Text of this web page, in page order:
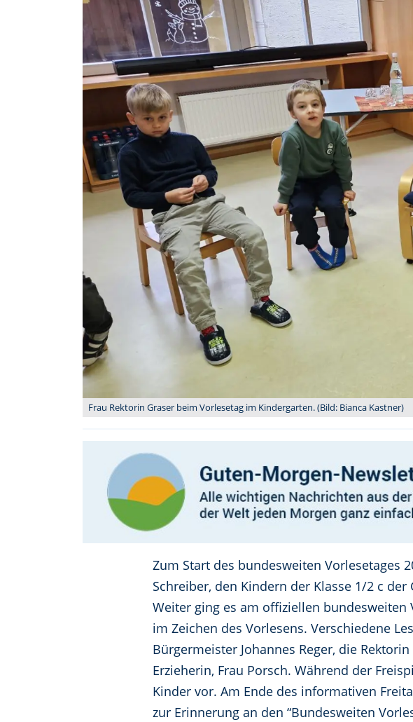
Frau Rektorin Graser beim Vorlesetag im Kindergarten. (Bild: Bianca Kastner)
Zum Start des bundesweiten Vorlesetages
Schreiber, den Kindern der Klasse 1/2 c
Weiter ging es am offiziellen bundesweiten
im Zeichen des Vorlesens. Verschiedene
Bürgermeister Johannes Reger, die
Erzieherin, Frau Porsch. Während der
Kinder vor. Am Ende des informativen
zur Erinnerung an den “Bundesweiten